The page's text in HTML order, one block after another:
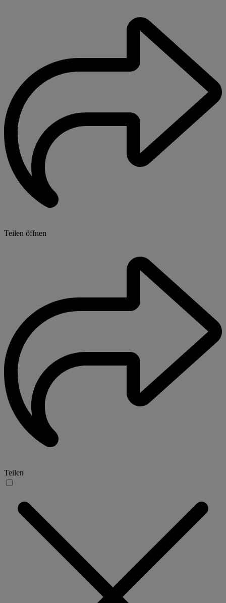
Teilen öffnen
Teilen